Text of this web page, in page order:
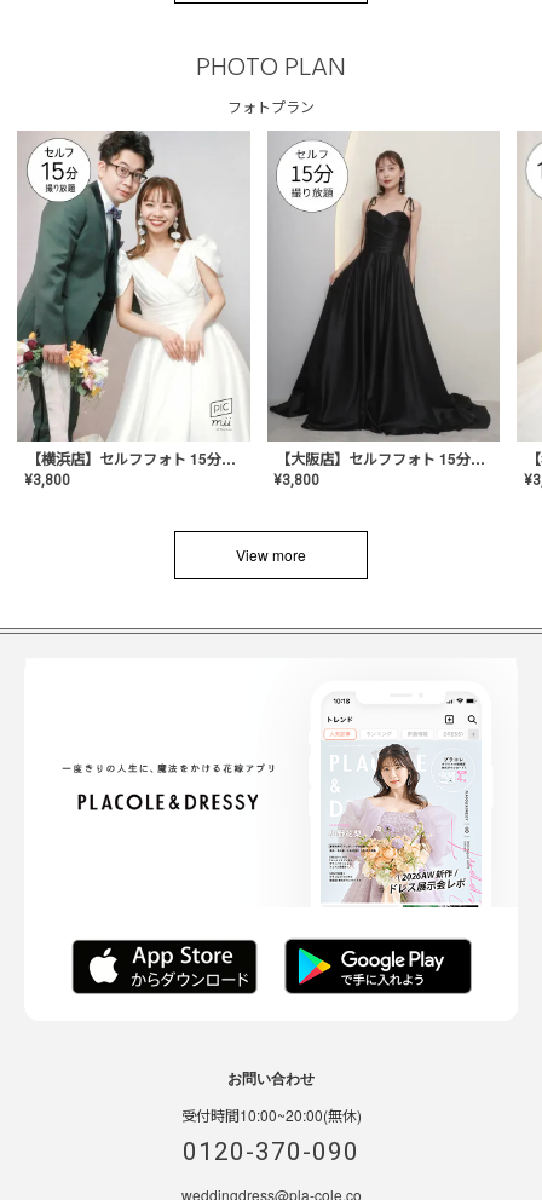
PHOTO PLAN
フォトプラン
【横浜店】セルフフォト 15分撮り放題プラン
¥3,800
【大阪店】セルフフォト 15分撮り放題プラン
¥3,800 ¥
View more
お問い合わせ
受付時間10:00~20:00(無休)
0120-370-090
weddingdress@pla-cole.co